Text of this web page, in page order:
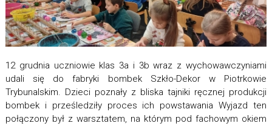
12 grudnia uczniowie klas 3a i 3b wraz z wychowawczyniami
udali się do fabryki bombek Szkło-Dekor w Piotrkowie
Trybunalskim. Dzieci poznały z bliska tajniki ręcznej produkcji
bombek i prześledziły proces ich powstawania Wyjazd ten
połączony był z warsztatem, na którym pod fachowym okiem